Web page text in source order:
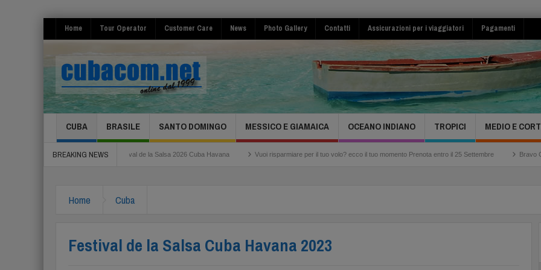
Home Tour Operator Customer Care News Photo Gallery Contatti Assicurazioni per i viaggiatori Pagamenti
CUBA BRASILE SANTO DOMINGO MESSICO E GIAMAICA OCEANO INDIANO TROPICI MEDIO E
BREAKING NEWS
Festival de la Salsa 2026 Cuba Havana Vuoi risparmiare per il tuo volo? ecco il tuo momento Prenota entro il 25 Settembre Bravo Club Viva
Home Cuba
Festival de la Salsa Cuba Havana 2023